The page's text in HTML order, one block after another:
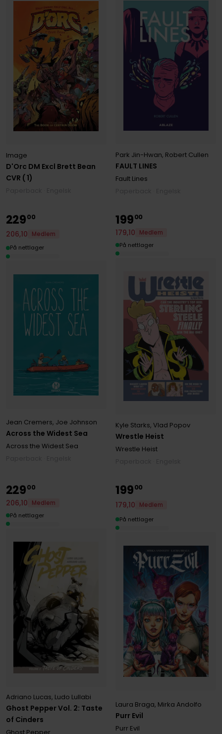
D'Orc DM Excl Brett Bean
CVR ( 1)
Image
FAULT LINES
Park Jin-Hwan, Robert Cullen
Fault Lines
Across the Widest Sea
Jean Cremers, Joe Johnson
Across the Widest Sea
22900
206,10
Medlem
På nettlager
Wrestle Heist
Kyle Starks,Vlad Popov
Wrestle Heist
19900
179,10
Medlem
På nettlager
Ghost Pepper Vol. 2: Taste
of Cinders
Adriano Lucas, Ludo Lullabi
22900
206,10
Medlem
På nettlager
Purr Evil
Laura Braga, Mirka Andolfo
Purr Evil
19900
179,10
Medlem
På nettlager